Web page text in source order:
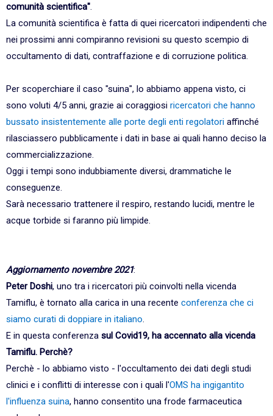
comunità scientifica".
La comunità scientifica è fatta di quei ricercatori indipendenti che
nei prossimi anni compiranno revisioni su questo scempio di
occultamento di dati, contraffazione e di corruzione politica.
Per scoperchiare il caso "suina", lo abbiamo appena visto, ci
sono voluti 4/5 anni, grazie ai coraggiosi ricercatori che hanno
bussato insistentemente alle porte degli enti regolatori affinché
rilasciassero pubblicamente i dati in base ai quali hanno deciso la
commercializzazione.
Oggi i tempi sono indubbiamente diversi, drammatiche le
conseguenze.
Sarà necessario trattenere il respiro, restando lucidi, mentre le
acque torbide si faranno più limpide.
Aggiornamento novembre 2021:
Peter Doshi, uno tra i ricercatori più coinvolti nella vicenda
Tamiflu, è tornato alla carica in una recente conferenza che ci
siamo curati di doppiare in italiano.
E in questa conferenza sul Covid19, ha accennato alla vicenda
Tamiflu. Perchè?
Perchè - lo abbiamo visto - l'occultamento dei dati degli studi
clinici e i conflitti di interesse con i quali l'OMS ha ingigantito
l'influenza suina, hanno consentito una frode farmaceutica